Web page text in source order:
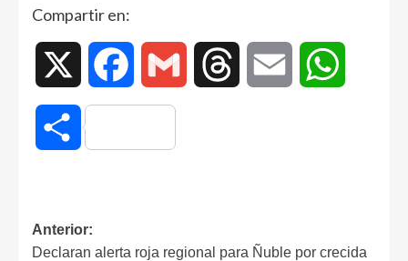
Compartir en:
Facebook Gmail Threads Email
Compartir
Anterior:
Declaran alerta roja regional para Ñuble por crecida